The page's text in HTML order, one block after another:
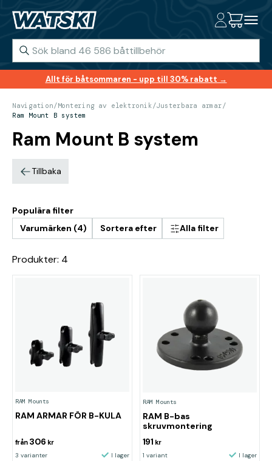
Allt för båtsommaren - upp till 30% rabatt →
Navigation/Montering av elektronik/Justerbara armar/
Ram Mount B system
Ram Mount B system
Tillbaka
Populära filter
Varumärken (4)
Sortera efter Alla filter
Produkter: 4
RAM Mounts
RAM ARMAR FÖR B-KULA
från 306 kr
3 varianter I lager
RAM Mounts
RAM B-bas
skruvmontering
191 kr
1 variant I lager